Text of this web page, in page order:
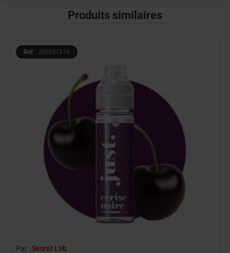
Produits similaires
Ref : J00037316
Par : Secret Lab